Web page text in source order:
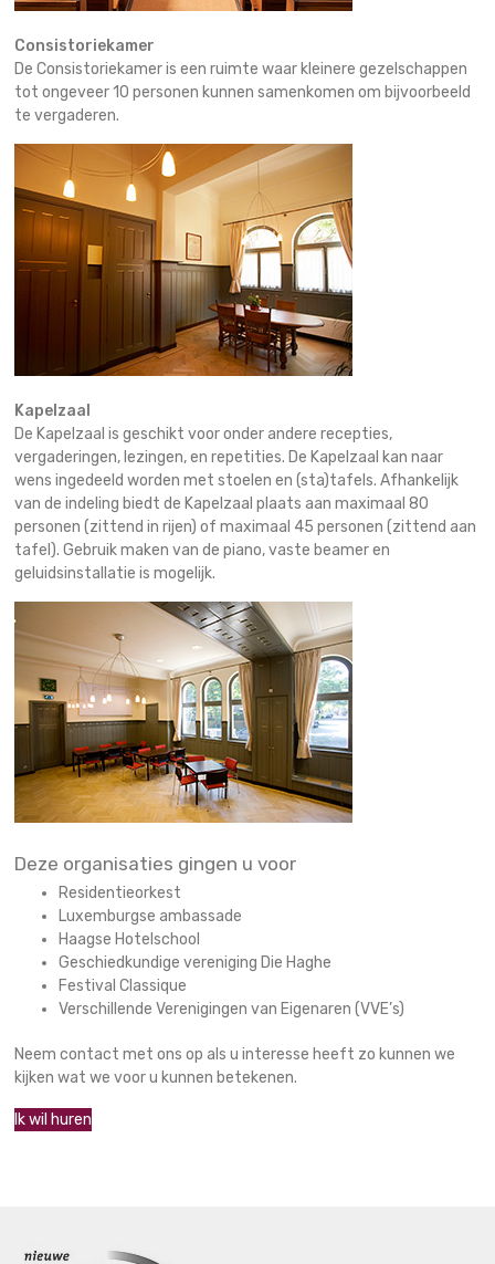
Consistoriekamer
De Consistoriekamer is een ruimte waar kleinere gezelschappen
tot ongeveer 10 personen kunnen samenkomen om bijvoorbeeld
te vergaderen.
Kapelzaal
De Kapelzaal is geschikt voor onder andere recepties,
vergaderingen, lezingen, en repetities. De Kapelzaal kan naar
wens ingedeeld worden met stoelen en (sta)tafels. Afhankelijk
van de indeling biedt de Kapelzaal plaats aan maximaal 80
personen (zittend in rijen) of maximaal 45 personen (zittend aan
tafel). Gebruik maken van de piano, vaste beamer en
geluidsinstallatie is mogelijk.
Deze organisaties gingen u voor
Residentieorkest
Luxemburgse ambassade
Haagse Hotelschool
Geschiedkundige vereniging Die Haghe
Festival Classique
Verschillende Verenigingen van Eigenaren (VVE’s)
Neem contact met ons op als u interesse heeft zo kunnen we
kijken wat we voor u kunnen betekenen.
Ik wil huren